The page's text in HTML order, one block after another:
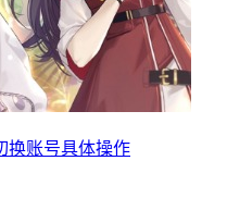
换账号具体操作